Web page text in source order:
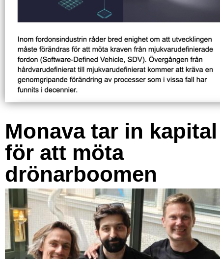
Monava tar in kapital
för att möta
drönarboomen